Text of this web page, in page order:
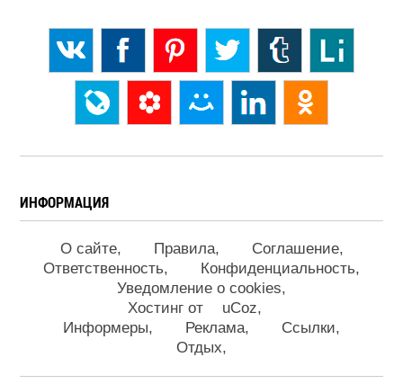
ИНФОРМАЦИЯ
О сайте Правила
Соглашение
Ответственность
Конфиденциальность
Уведомление о cookies
Хостинг от
uCoz
Информеры
Реклама
Ссылки
Отдых